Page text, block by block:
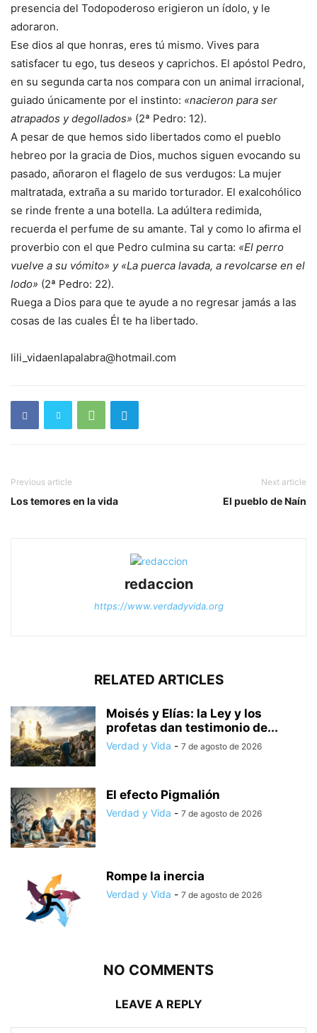
presencia del Todopoderoso erigieron un ídolo, y le
adoraron.
Ese dios al que honras, eres tú mismo. Vives para
satisfacer tu ego, tus deseos y caprichos. El apóstol Pedro,
en su segunda carta nos compara con un animal irracional,
guiado únicamente por el instinto: «nacieron para ser
atrapados y degollados» (2ª Pedro: 12).
A pesar de que hemos sido libertados como el pueblo
hebreo por la gracia de Dios, muchos siguen evocando su
pasado, añoraron el flagelo de sus verdugos: La mujer
maltratada, extraña a su marido torturador. El exalcohólico
se rinde frente a una botella. La adúltera redimida,
recuerda el perfume de su amante. Tal y como lo afirma el
proverbio con el que Pedro culmina su carta: «El perro
vuelve a su vómito» y «La puerca lavada, a revolcarse en el
lodo» (2ª Pedro: 22).
Ruega a Dios para que te ayude a no regresar jamás a las
cosas de las cuales Él te ha libertado.
lili_vidaenlapalabra@hotmail.com
Previous article
Los temores en la vida
Next article
El pueblo de Naín
redaccion
https://www.verdadyvida.org
RELATED ARTICLES
Moisés y Elías: la Ley y los
profetas dan testimonio de...
Verdad y Vida - 7 de agosto de 2026
El efecto Pigmalión
Verdad y Vida - 7 de agosto de 2026
Rompe la inercia
Verdad y Vida - 7 de agosto de 2026
NO COMMENTS
LEAVE A REPLY